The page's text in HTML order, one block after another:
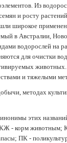
Из
и росту
широкое
в Австралии,
водорослей на
для очистки
и тяжелыми
методах
этих
- корм животным;
ПК -